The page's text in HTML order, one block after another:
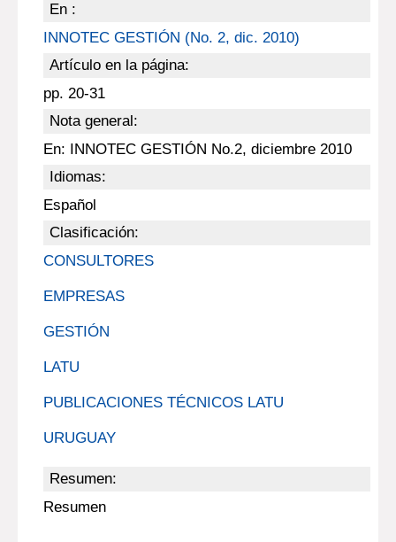
En :
INNOTEC GESTIÓN (No. 2, dic. 2010)
Artículo en la página:
pp. 20-31
Nota general:
En: INNOTEC GESTIÓN No.2, diciembre 2010
Idiomas:
Español
Clasificación:
CONSULTORES
EMPRESAS
GESTIÓN
LATU
PUBLICACIONES TÉCNICOS LATU
URUGUAY
Resumen:
Resumen